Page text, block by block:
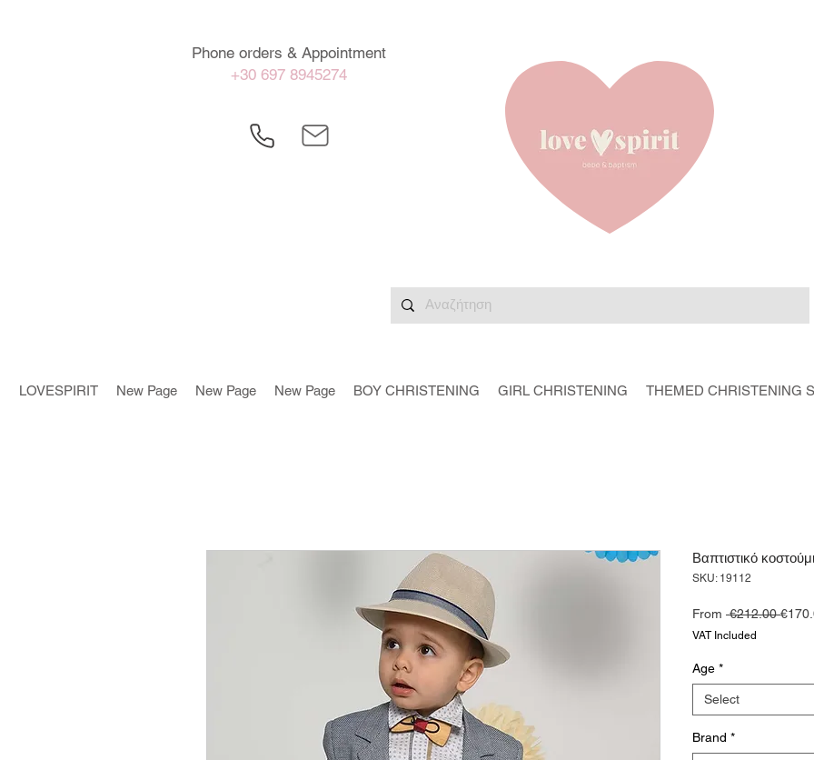
Phone orders & Appointment
+30 697 8945274
Βαπτιστικό
SKU: 19112
From €212.00
VAT Included
Age *
Select
Brand *
LOVESPIRIT New Page New Page New Page BOY CHRISTENING GIRL CHRISTENING THEMED CHRISTENING